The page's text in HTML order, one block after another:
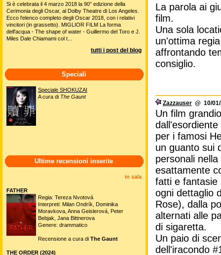
La parola ai
film.
Una sola
un'ottima
affrontando
consiglio.
Zazzauser @ 10/
Un film
per i famosi
un guanto sui
personali
esattamente
fatti e fantasie
ogni dettaglio
Rose), dalla
alternati alle
di sigaretta.
Un paio di
dell'iracondo
Si è celebrata il 4 marzo 2018 la 90° edizione della
Cerimonia degli Oscar, al Dolby Theatre di Los Angeles.
Ecco l'elenco completo degli Oscar 2018, con i relativi
vincitori (in grassetto). MIGLIOR FILM La forma
dell'acqua - The shape of water - Guillermo del Toro e J.
Miles Dale Chiamami col t...
tutti i post del blog
Speciali
Speciale SHOKUZAI
A cura di The Gaunt
Ultime recensioni inserite
in sala
FATHER
Regia: Tereza Nvotová
Interpreti: Milan Ondrík, Dominika
Moravkova, Anna Geislerová, Peter
Bebjak, Jana Bittnerova
Genere: drammatico
Recensione a cura di The Gaunt
THE ORDER (2024)